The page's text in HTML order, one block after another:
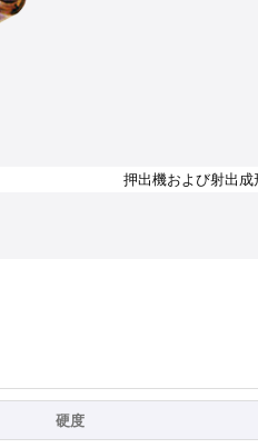
押出機および射出
硬度